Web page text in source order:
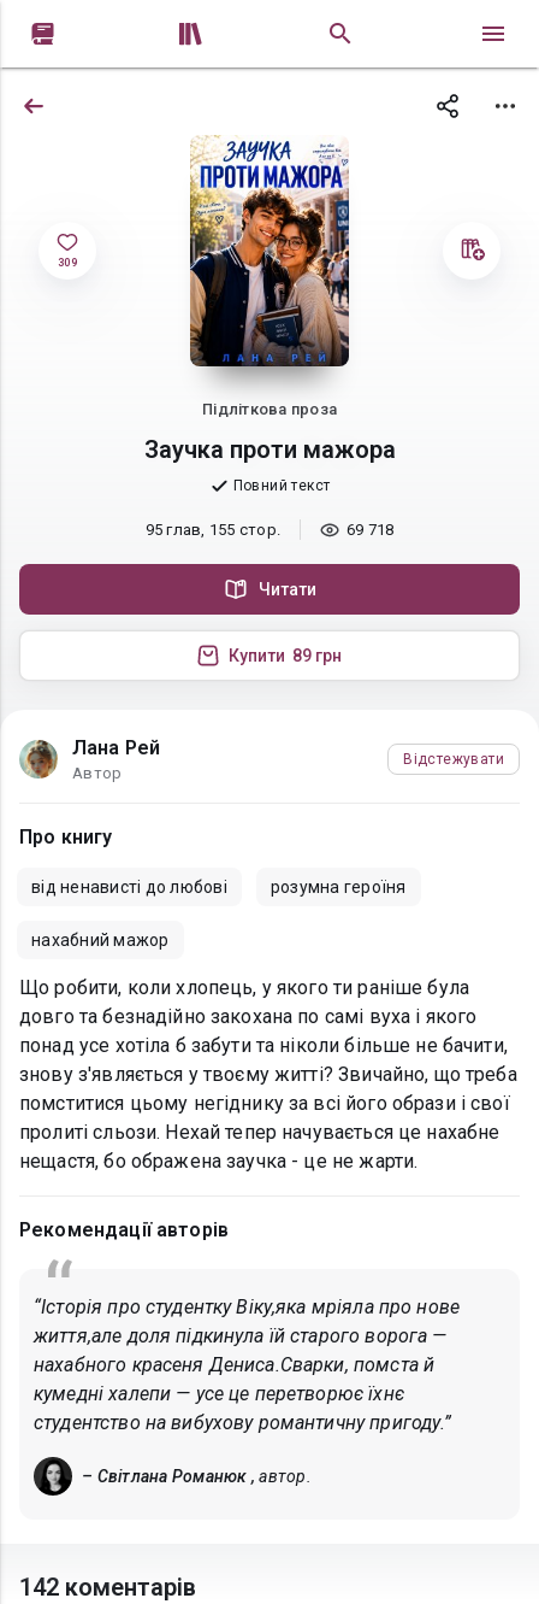
 
309
Підліткова проза
Заучка проти мажора
Повний текст
95 глав, 155 стор. 69 718
Читати
Купити 89 грн
Лана Рей
Автор
Відстежувати
Про книгу
від ненависті до любові розумна героїня
нахабний мажор
Що робити, коли хлопець, у якого ти раніше була
довго та безнадійно закохана по самі вуха і якого
понад усе хотіла б забути та ніколи більше не бачити,
знову з'являється у твоєму житті? Звичайно, що треба
помститися цьому негіднику за всі його образи і свої
пролиті сльози. Нехай тепер начувається це нахабне
нещастя, бо ображена заучка - це не жарти.
Рекомендації авторів
“Історія про студентку Віку,яка мріяла про нове
життя,але доля підкинула їй старого ворога —
нахабного красеня Дениса.Сварки, помста й
кумедні халепи — усе це перетворює їхнє
студентство на вибухову романтичну пригоду.”
– Світлана Романюк , автор.
142 коментарів